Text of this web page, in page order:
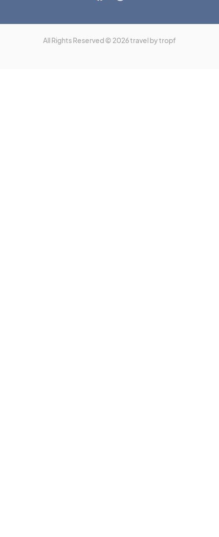
All Rights Reserved © 2026 travel by tropf